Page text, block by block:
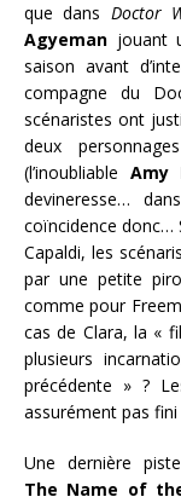
que dans Doctor
Agyeman jouant
saison avant
compagne du
scénaristes ont
deux
(l’inoubliable Amy
devineresse…
coïncidence donc…
Capaldi, les
par une petite
comme pour
cas de Clara, la «
plusieurs
précédente » ?
assurément pas
Une dernière
The Name of